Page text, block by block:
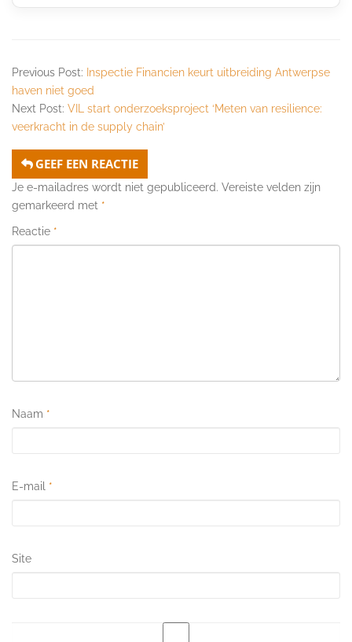
Previous Post: Inspectie Financien keurt uitbreiding Antwerpse
haven niet goed
Next Post: VIL start onderzoeksproject ‘Meten van resilience:
veerkracht in de supply chain’
GEEF EEN REACTIE
Je e-mailadres wordt niet gepubliceerd. Vereiste velden zijn
gemarkeerd met *
Reactie *
Naam *
E-mail *
Site